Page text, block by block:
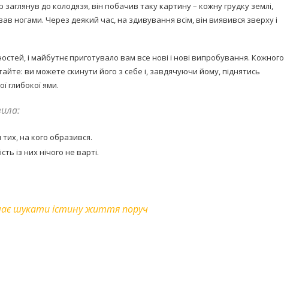
до колодязя, він побачив таку картину – кожну грудку землі,
ногами. Через деякий час, на здивування всім, він виявився зверху і
і майбутнє приготувало вам все нові і нові випробування. Кожного
ви можете скинути його з себе і, завдячуючи йому, піднятись
глибокої ями.
тих, на кого образився.
із них нічого не варті.
шукати істину життя поруч